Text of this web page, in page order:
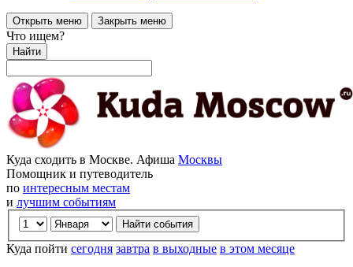
Открыть меню Закрыть меню
Что ищем?
Найти
Куда сходить в Москве. Афиша Москвы
Помощник и путеводитель
по интересным местам
и лучшим событиям
Куда пойти сегодня завтра в выходные в этом месяце